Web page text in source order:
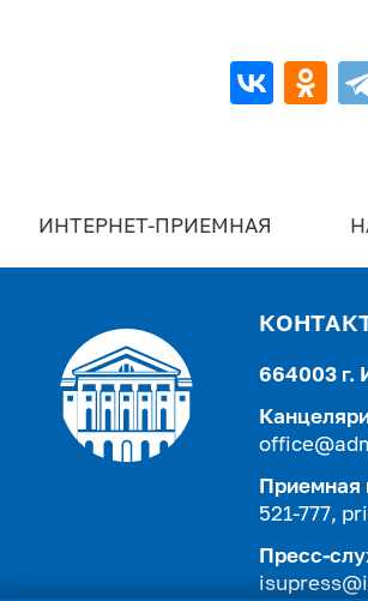
ИНТЕРНЕТ-ПРИЕМНАЯ
664003 г.
Приемная
521-777,
Пресс-